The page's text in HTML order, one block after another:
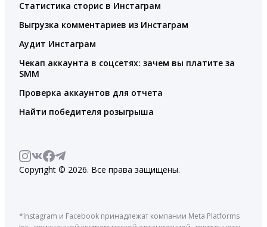
Статистика сторис в Инстаграм
Выгрузка комментариев из Инстаграм
Аудит Инстаграм
Чекап аккаунта в соцсетях: зачем вы платите за
SMM
Проверка аккаунтов для отчета
Найти победителя розыгрыша
Copyright © 2026. Все права защищены.
*Instagram и Facebook принадлежат компании Meta Platforms